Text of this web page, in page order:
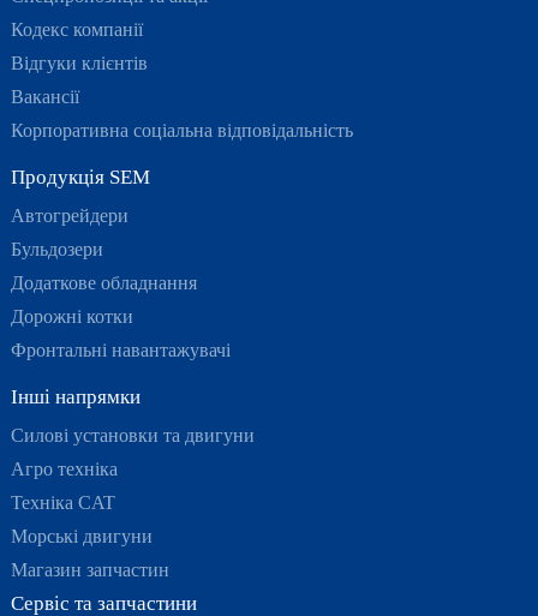
Кодекс компанії
Відгуки клієнтів
Вакансії
Корпоративна соціальна відповідальність
Продукція SEM
Автогрейдери
Бульдозери
Додаткове обладнання
Дорожні котки
Фронтальні навантажувачі
Інші напрямки
Силові установки та двигуни
Агро техніка
Техніка CAT
Морські двигуни
Магазин запчастин
Сервіс та запчастини